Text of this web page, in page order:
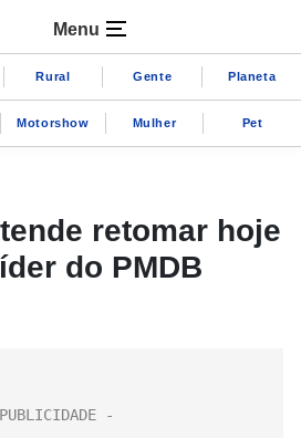
Menu
Rural Gente Planeta
Motorshow Mulher Pet
retomar hoje
do PMDB